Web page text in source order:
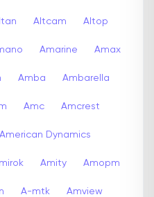
Altcam Altop
Amarine Amax
Amba Ambarella
Amc Amcrest
American Dynamics
Amity Amopm
A-mtk Amview